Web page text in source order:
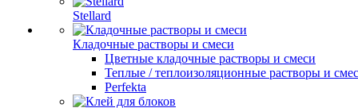
Stellard
Кладочные растворы и смеси
Цветные кладочные растворы и смеси
Теплые / теплоизоляционные растворы и
Perfekta